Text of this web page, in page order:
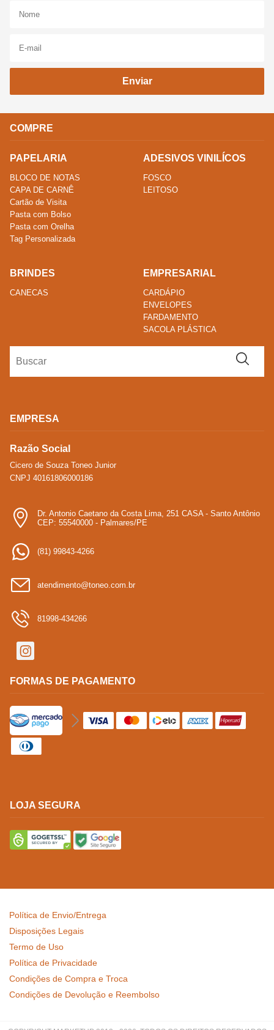
Enviar
COMPRE
PAPELARIA
BLOCO DE NOTAS
CAPA DE CARNÊ
Cartão de Visita
Pasta com Bolso
Pasta com Orelha
Tag Personalizada
ADESIVOS VINILÍCOS
FOSCO
LEITOSO
BRINDES
CANECAS
EMPRESARIAL
CARDÁPIO
ENVELOPES
FARDAMENTO
SACOLA PLÁSTICA
EMPRESA
Razão Social
Cicero de Souza Toneo Junior
CNPJ 40161806000186
Dr. Antonio Caetano da Costa Lima, 251 CASA - Santo Antônio
CEP: 55540000 - Palmares/PE
(81) 99843-4266
atendimento@toneo.com.br
81998-434266
FORMAS DE PAGAMENTO
LOJA SEGURA
Política de Envio/Entrega
Disposições Legais
Termo de Uso
Política de Privacidade
Condições de Compra e Troca
Condições de Devolução e Reembolso